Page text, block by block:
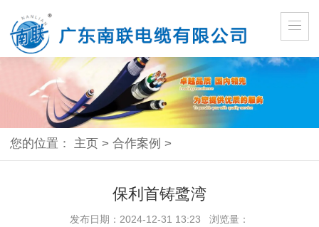
您的位置： 主页 > 合作案例 >
保利首铸鹭湾
发布日期：2024-12-31 13:23 浏览量：